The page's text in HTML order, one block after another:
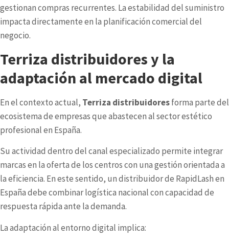
gestionan compras recurrentes. La estabilidad del suministro
impacta directamente en la planificación comercial del
negocio.
Terriza distribuidores y la
adaptación al mercado digital
En el contexto actual, Terriza distribuidoresforma parte del
ecosistema de empresas que abastecen al sector estético
profesional en España.
Su actividad dentro del canal especializado permite integrar
marcas en la oferta de los centros con una gestión orientada a
la eficiencia. En este sentido, un distribuidor de RapidLash en
España debe combinar logística nacional con capacidad de
respuesta rápida ante la demanda.
La adaptación al entorno digital implica: